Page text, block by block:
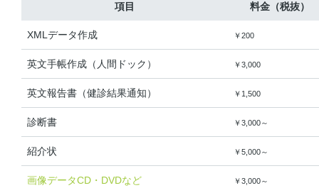
項目 料金（税抜）
XMLデータ作成 ￥200
英文手帳作成（人間ドック） ￥3,000
英文報告書（健診結果通知） ￥1,500
診断書 ￥3,000～
紹介状 ￥5,000～
画像データCD・DVDなど ￥3,000～